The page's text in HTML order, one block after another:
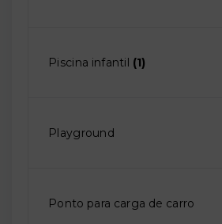
Piscina infantil (1)
Playground
Ponto para carga de carro